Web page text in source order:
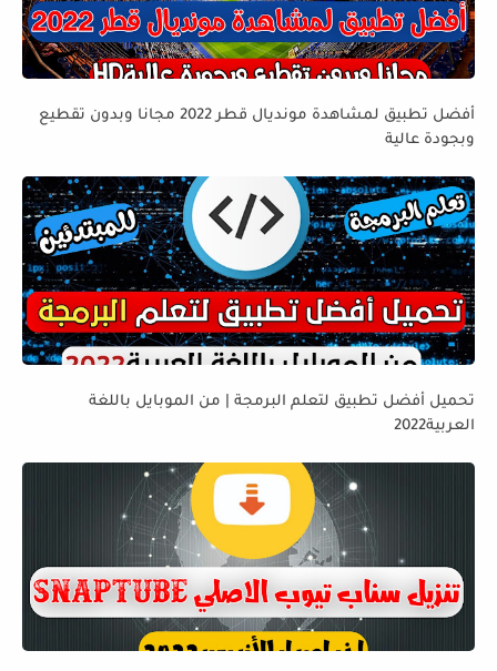
أفضل تطبيق لمشاهدة مونديال قطر 2022 مجانا وبدون تقطيع
وبجودة عالية
تحميل أفضل تطبيق لتعلم البرمجة | من الموبايل باللغة
العربية2022